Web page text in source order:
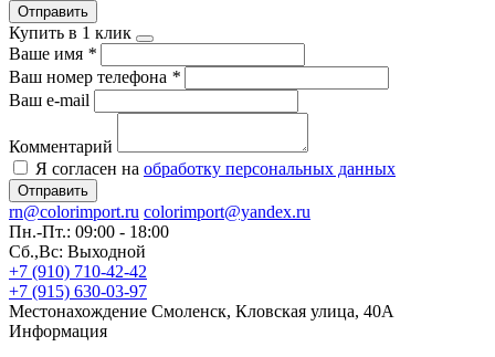
Отправить
Купить в 1 клик
Ваше имя *
Ваш номер телефона *
Ваш e-mail
Комментарий
Я согласен на обработку персональных данных
Отправить
rn@colorimport.ru colorimport@yandex.ru
Пн.-Пт.: 09:00 - 18:00
Сб.,Вс: Выходной
+7 (910) 710-42-42
+7 (915) 630-03-97
Местонахождение Смоленск, Кловская улица, 40А
Информация